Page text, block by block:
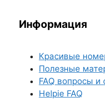
Информация
Красивые
Полезные
FAQ вопросы и
Helpie FAQ